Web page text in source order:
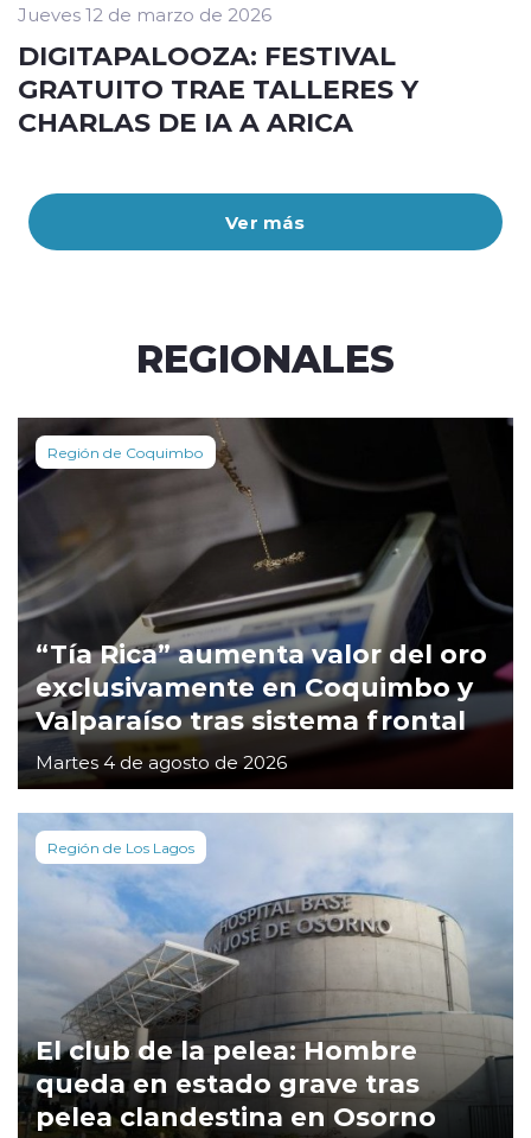
Ver más
Jueves 12 de marzo de 2026
DIGITAPALOOZA: FESTIVAL
GRATUITO TRAE TALLERES Y
CHARLAS DE IA A ARICA
REGIONALES
Región de Coquimbo
“Tía Rica” aumenta valor del oro
exclusivamente en Coquimbo y
Valparaíso tras sistema frontal
Martes 4 de agosto de 2026
Región de Los Lagos
El club de la pelea: Hombre
queda en estado grave tras
pelea clandestina en Osorno